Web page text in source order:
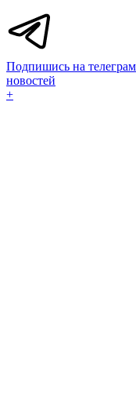
Подпишись на
новостей
+